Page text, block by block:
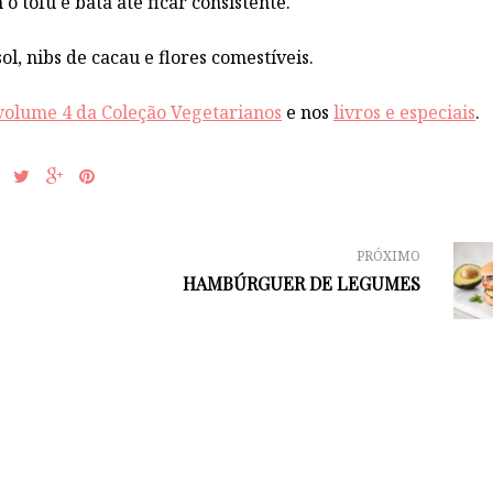
nibs de cacau e flores comestíveis.
4 da Coleção Vegetarianos e nos livros e especiais.
PRÓXIMO
HAMBÚRGUER DE LEGUMES